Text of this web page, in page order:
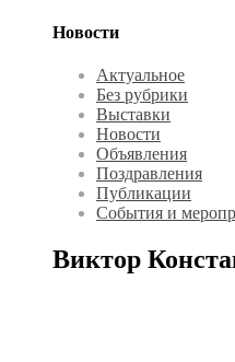
Новости
Актуальное
Без рубрики
Выставки
Новости
Объявления
Поздравления
Публикации
События и
Виктор